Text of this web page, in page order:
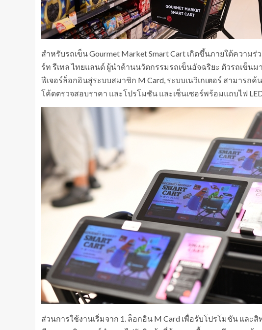
สำหรับรถเข็น Gourmet Market Smart Cart เกิดขึ้นภายใต้ความ
ร์ท รีเทล ไทยแลนด์ ผู้นำด้านนวัตกรรมรถเข็นอัจฉริยะ ตัวรถเข็
ฟีเจอร์ล็อกอินสู่ระบบสมาชิก M Card, ระบบเนวิเกเตอร์ สามาร
โค้ดตรวจสอบราคา และโปรโมชัน และเซ็นเซอร์พร้อมแถบไฟ
ส่วนการใช้งานเริ่มจาก 1. ล็อกอิน M Card เพื่อรับโปรโมชัน และ